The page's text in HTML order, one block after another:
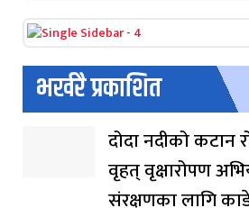
भर्खरै प्रकाशित
दोदा नदीको कटान
वृहत् वृक्षारोपण
संरक्षणका लागि